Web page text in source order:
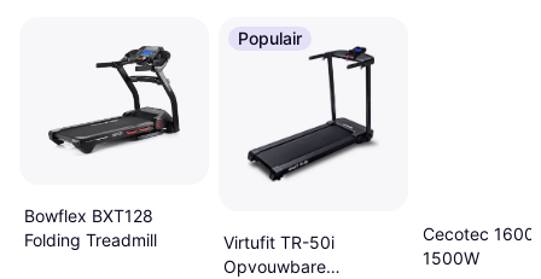
Bowflex BXT128
Folding Treadmill
Populair
Virtufit TR-50i
Opvouwbare
Cecotec 1600
1500W